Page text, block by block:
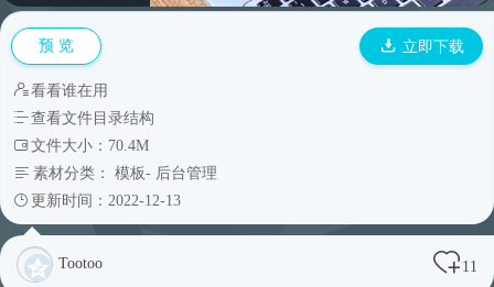
预 览 立即下载
看看谁在用
查看文件目录结构
文件大小：70.4M
素材分类： 模板- 后台管理
更新时间：2022-12-13
Tootoo 11